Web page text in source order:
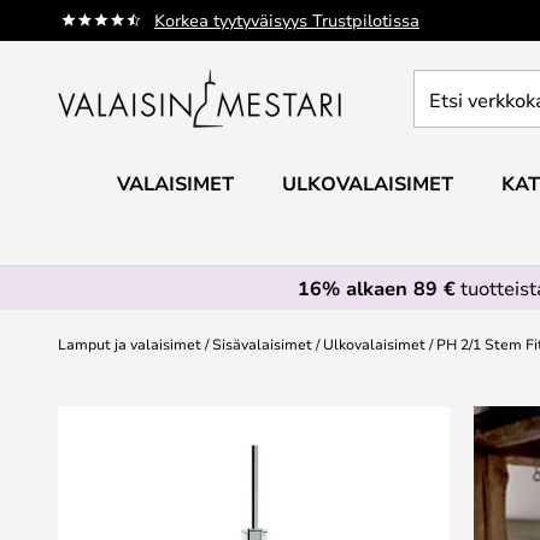
Korkea tyytyväisyys Trustpilotissa
Skip
to
verkkokaupan
VALAISIMET ULKOVALAISIMET
16% alkaen 89 €
Lamput ja valaisimet Sisävalaisimet Ulkovalaisimet PH 2/1 Stem